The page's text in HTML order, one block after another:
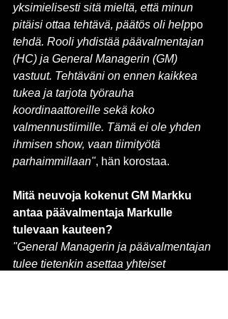
yksimielisesti sitä mieltä, että minun
pitäisi ottaa tehtävä, päätös oli helppo
tehdä. Rooli yhdistää päävalmentajan
(HC) ja General Managerin (GM)
vastuut. Tehtäväni on ennen kaikkea
tukea ja tarjota työrauha
koordinaattoreille sekä koko
valmennustiimille. Tämä ei ole yhden
ihmisen show, vaan tiimityötä
parhaimmillaan", hän korostaa.
Mitä neuvoja kokenut GM Markku
antaa päävalmentaja Markulle
tulevaan kauteen?
"General Managerin ja päävalmentajan
tulee tietenkin asettaa yhteiset